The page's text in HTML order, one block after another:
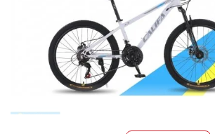
Da thể thao
Cọc/cốt yên Hợp kim Thép
Chiều cao phù hợp 1m4 - 1m55
Lưu ý
được thay đổi
Mẫu xe đạp địa hình MTB Califa X3 24